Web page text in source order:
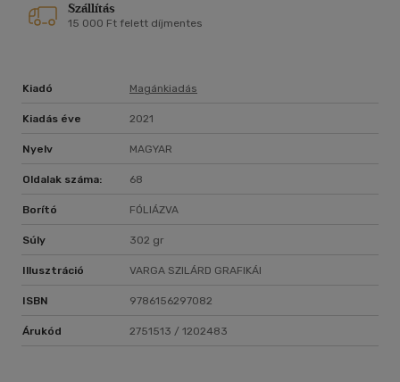
Szállítás
15 000 Ft felett díjmentes
Kiadó Magánkiadás
Kiadás éve 2021
Nyelv MAGYAR
Oldalak száma: 68
Borító FÓLIÁZVA
Súly 302 gr
Illusztráció VARGA SZILÁRD GRAFIKÁI
ISBN 9786156297082
Árukód 2751513 / 1202483